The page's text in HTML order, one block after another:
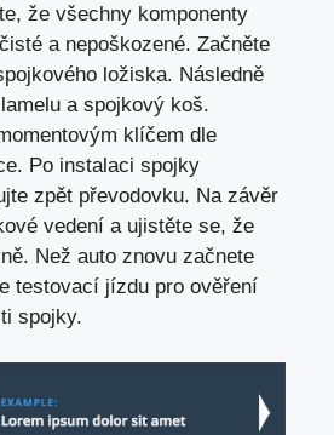
že všechny komponenty
a nepoškozené. Začněte
ložiska. Následně
a spojkový koš.
klíčem dle
Po instalaci spojky
zpět převodovku. Na závěr
vedení a ujistěte se, že
Než auto znovu začnete
testovací jízdu pro ověření
spojky.